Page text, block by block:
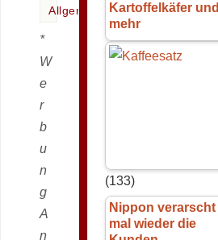
Allgemein
*
W
e
r
b
u
n
g
A
n
Kartoffelkäfer und
mehr
(133)
Nippon verarscht
mal wieder die